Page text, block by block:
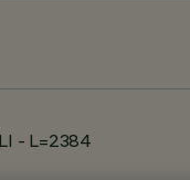
- L=2384